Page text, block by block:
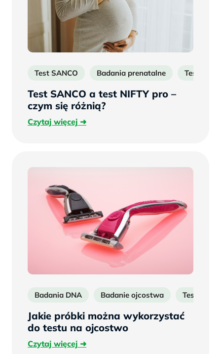
Test SANCO Badania prenatalne Test
Test SANCO a test NIFTY pro –
czym się różnią?
Czytaj więcejCzytaj
Badania DNA Badanie ojcostwa Test DNA
Jakie próbki można wykorzystać
do testu na ojcostwo
Czytaj więcejCzytaj